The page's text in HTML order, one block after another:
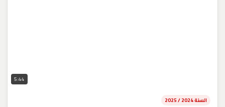
5:44
السنة 2024 / 2025